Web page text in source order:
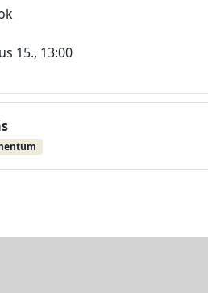
15., 13:00